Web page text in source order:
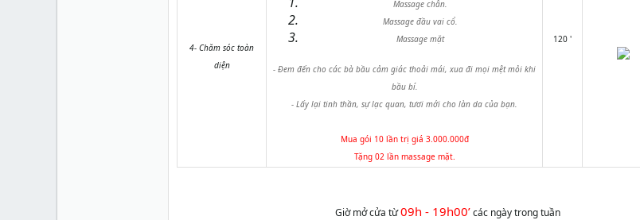
4- Chăm sóc toàn
diện
Massage chân.
Massage đầu vai cổ.
Massage mặt
- Đem đến cho các bà bầu cảm giác thoải mái, xua đi mọi mệt mỏi khi
bầu bí.
- Lấy lại tinh thần, sự lạc quan, tươi mới cho làn da của bạn.
Mua gói 10 lần trị giá 3.000.000đ
Tặng 02 lần massage mặt.
120 '
Giờ mở cửa từ09h - 19h00’các ngày trong tuần